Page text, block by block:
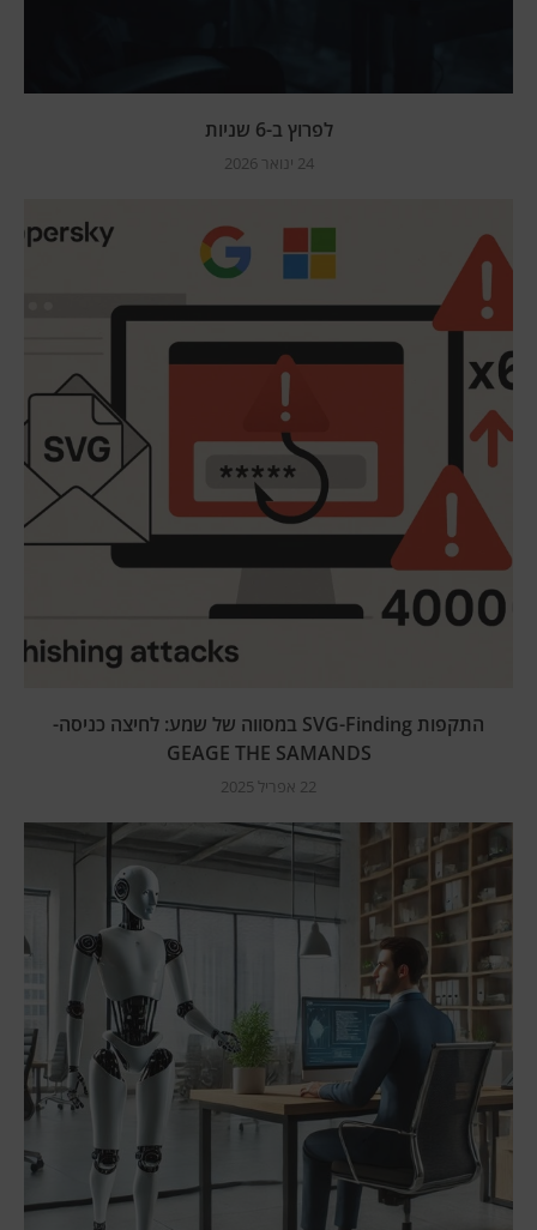
לפרוץ ב-6 שניות
24 ינואר 2026
התקפות SVG-Finding במסווה של שמע: לחיצה כניסה-
GEAGE THE SAMANDS
22 אפריל 2025